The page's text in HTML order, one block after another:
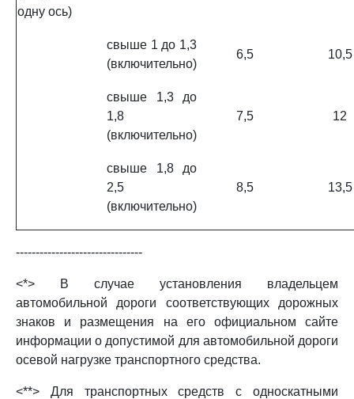
одну ось)
свыше 1 до 1,3
(включительно)
6,5 10,5
свыше 1,3 до
1,8
(включительно)
7,5 12
свыше 1,8 до
2,5
(включительно)
8,5 13,5
--------------------------------
<*> В случае установления владельцем
автомобильной дороги соответствующих дорожных
знаков и размещения на его официальном сайте
информации о допустимой для автомобильной дороги
осевой нагрузке транспортного средства.
<**> Для транспортных средств с односкатными